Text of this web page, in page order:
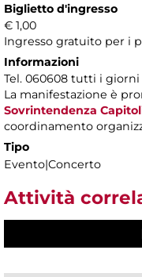
Biglietto d'ingresso
€ 1,00
Ingresso gratuito per i
Informazioni
Tel. 060608 tutti i giorni
La manifestazione è
Sovrintendenza
coordinamento
Tipo
Evento|Concerto
Attività